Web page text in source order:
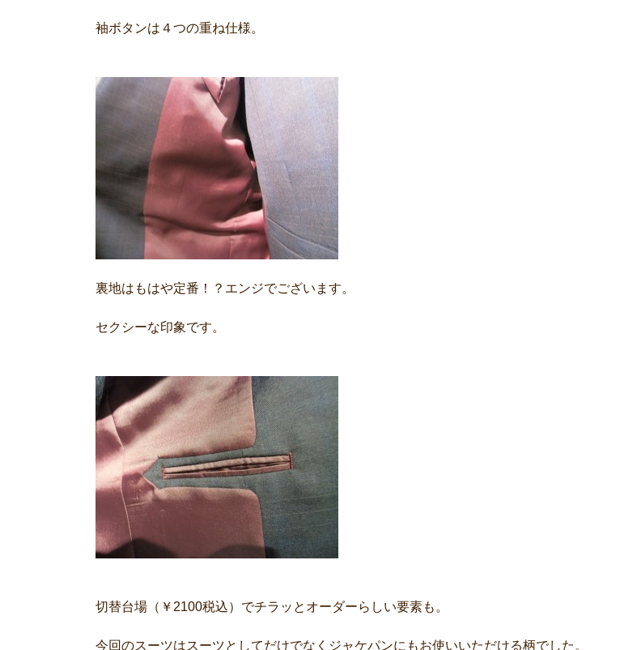
袖ボタンは４つの重ね仕様。
裏地はもはや定番！？エンジでございます。
セクシーな印象です。
切替台場（￥2100税込）でチラッとオーダーらしい要素も。
今回のスーツはスーツとしてだけでなくジャケパンにもお使いいただける柄でした。